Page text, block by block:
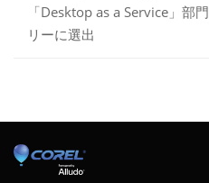
「Desktop as a Service」部
リーに選出